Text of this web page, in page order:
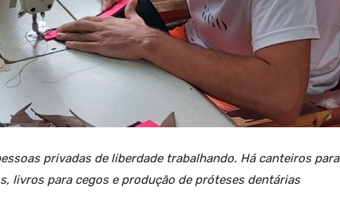
privadas de liberdade trabalhando. Há canteiros para
livros para cegos e produção de próteses dentárias